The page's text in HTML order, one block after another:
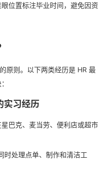
位置标注毕业时间，避免因资
原则。以下两类经历是 HR 最
实习经历
巴克、麦当劳、便利店或超市
时处理点单、制作和清洁工